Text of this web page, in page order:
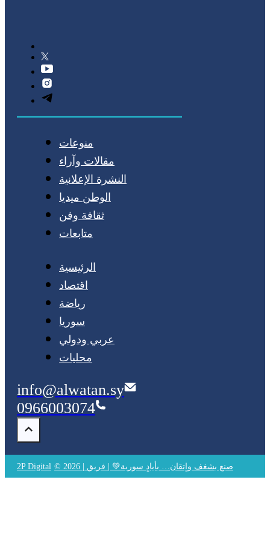
منوعات
مقالات وآراء
النشرة الإعلانية
الوطن ميديا
ثقافة وفن
متابعات
الرئيسية
اقتصاد
رياضة
سوريا
عربي ودولي
محليات
info@alwatan.sy
0966003074
2P Digital © 2026 | صنع بشغف وإتقان… بأيادٍ سورية💚 | فريق